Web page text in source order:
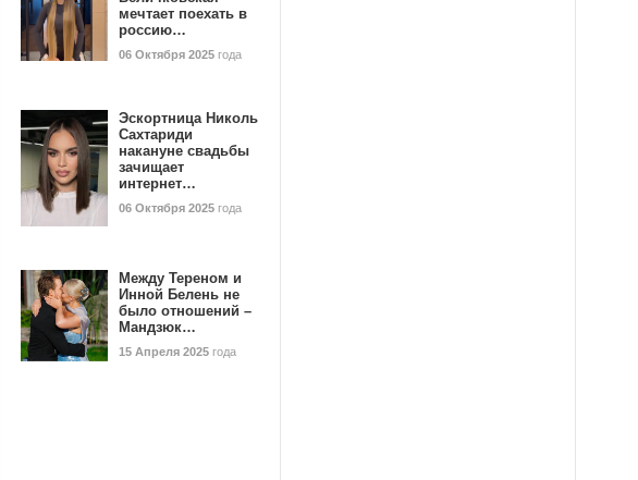
мечтает поехать в
россию…
06 Октября 2025 года
Эскортница Николь
Сахтариди
накануне свадьбы
зачищает
интернет…
06 Октября 2025 года
Между Тереном и
Инной Белень не
было отношений –
Мандзюк…
15 Апреля 2025 года